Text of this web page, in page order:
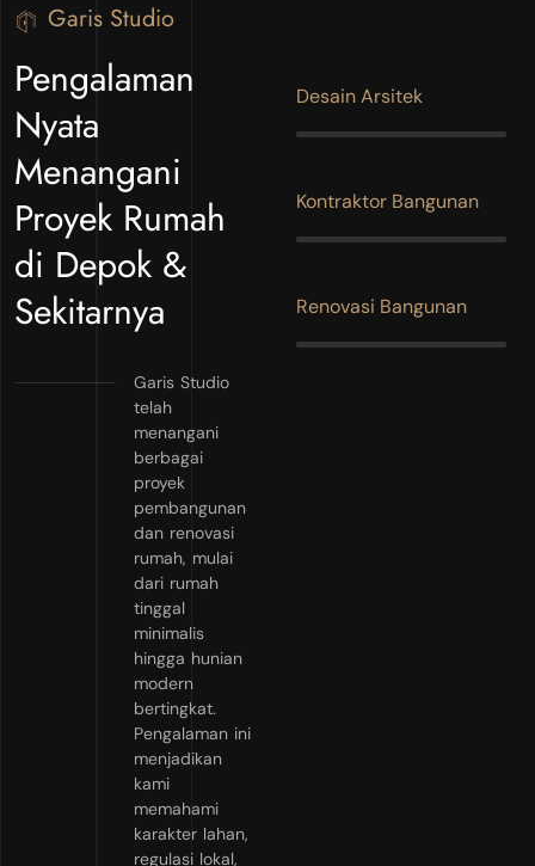
Garis Studio
Pengalaman
Nyata
Menangani
Proyek Rumah
di Depok &
Sekitarnya
Garis Studio
telah
menangani
berbagai
proyek
pembangunan
dan renovasi
rumah, mulai
dari rumah
tinggal
minimalis
hingga hunian
modern
bertingkat.
Pengalaman ini
menjadikan
kami
memahami
karakter lahan,
regulasi lokal,
Desain Arsitek
Kontraktor Bangunan
Renovasi Bangunan